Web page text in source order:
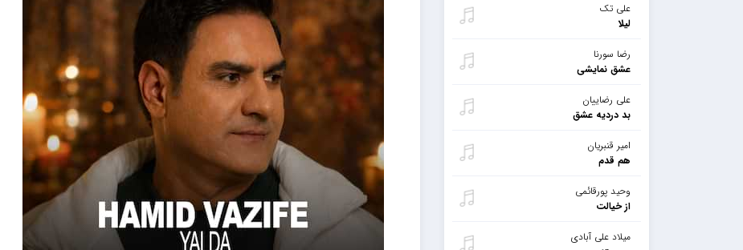
علی تک
لیلا
رضا سورنا
عشق نمایشی
علی رضاییان
بد دردیه عشق
امیر قنبریان
هم قدم
وحید پورقائمی
از خیالت
میلاد علی آبادی